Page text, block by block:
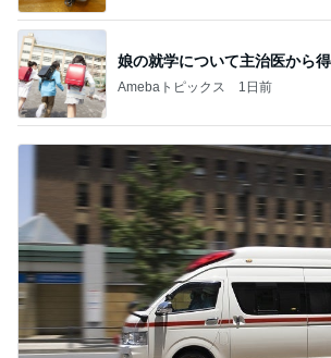
娘の就学について主治医から
Amebaトピックス 1日前